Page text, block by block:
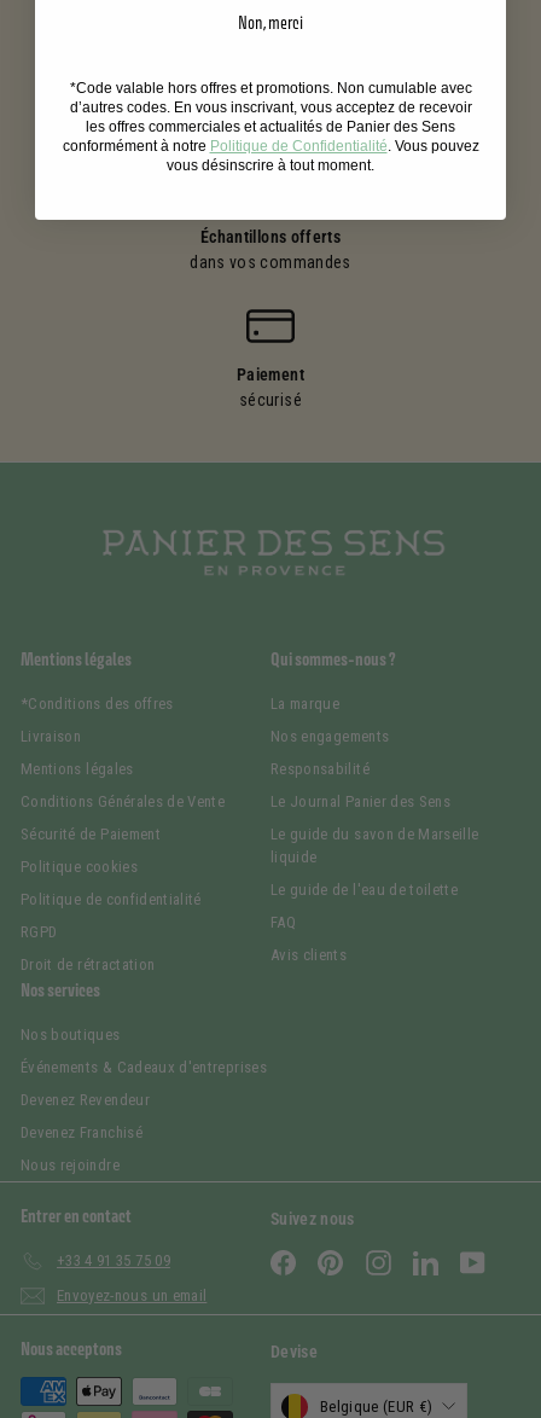
Vos achats
récompensés
Échantillons offerts
dans vos commandes
Paiement
sécurisé
Mentions légales
*Conditions des offres
Livraison
Mentions légales
Conditions Générales de Vente
Sécurité de Paiement
Politique cookies
Politique de confidentialité
RGPD
Droit de rétractation
Qui sommes-nous ?
La marque
Nos engagements
Responsabilité
Le Journal Panier des Sens
Le guide du savon de Marseille
liquide
Le guide de l'eau de toilette
FAQ
Avis clients
Nos services
Nos boutiques
Événements & Cadeaux d'entreprises
Devenez Revendeur
Devenez Franchisé
Nous rejoindre
Entrer en contact
+33 4 91 35 75 09
Envoyez-nous un email
Suivez nous
FacebookPinterestInstagramLinkedIn
Nous acceptons Devise
Belgique (EUR €)
Non, merci
*Code valable hors offres et promotions. Non cumulable avec
d’autres codes. En vous inscrivant, vous acceptez de recevoir
les offres commerciales et actualités de Panier des Sens
conformément à notre Politique de Confidentialité . Vous pouvez
vous désinscrire à tout moment.